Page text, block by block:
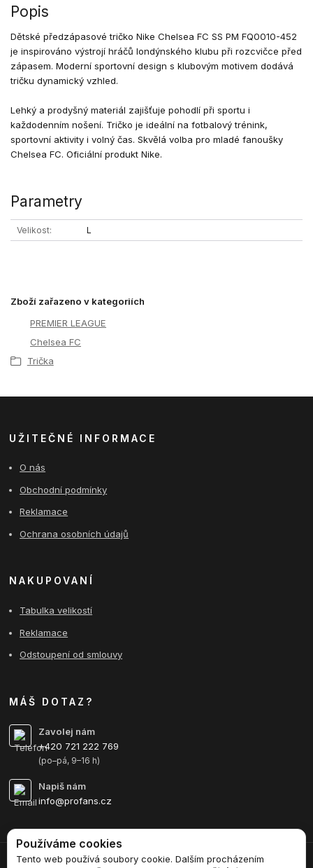
Popis
Dětské předzápasové tričko Nike Chelsea FC SS PM FQ0010-452
je inspirováno výstrojí hráčů londýnského klubu při rozcvičce před
zápasem. Moderní sportovní design s klubovým motivem dodává
tričku dynamický vzhled.
Lehký a prodyšný materiál zajišťuje pohodlí při sportu i
každodenním nošení. Tričko je ideální na fotbalový trénink,
sportovní aktivity i volný čas. Skvělá volba pro mladé fanoušky
Chelsea FC. Oficiální produkt Nike.
Parametry
Velikost L
Zboží zařazeno v kategoriích
PREMIER LEAGUE
Chelsea FC
Trička
UŽITEČNÉ INFORMACE
O nás
Obchodní podmínky
Reklamace
Ochrana osobních údajů
NAKUPOVANÍ
Tabulka velikostí
Reklamace
Odstoupení od smlouvy
MÁŠ DOTAZ?
Zavolej nám
+420 721 222 769
(po–pá, 9–16 h)
Napiš nám
info@profans.cz
Upravit sběr cookies.
Používáme cookies
Tento web používá soubory cookie. Dalším procházením